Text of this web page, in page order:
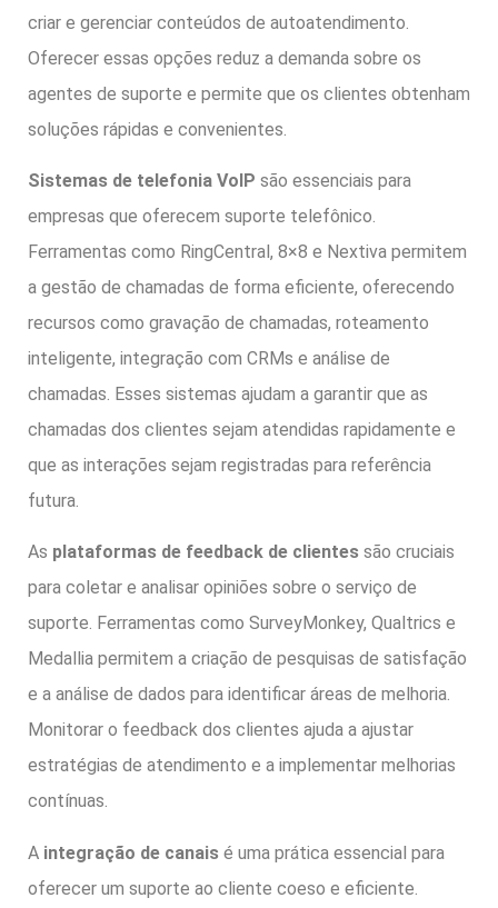
criar e gerenciar conteúdos de autoatendimento.
Oferecer essas opções reduz a demanda sobre os
agentes de suporte e permite que os clientes obtenham
soluções rápidas e convenientes.
Sistemas de telefonia VoIP são essenciais para
empresas que oferecem suporte telefônico.
Ferramentas como RingCentral, 8×8 e Nextiva permitem
a gestão de chamadas de forma eficiente, oferecendo
recursos como gravação de chamadas, roteamento
inteligente, integração com CRMs e análise de
chamadas. Esses sistemas ajudam a garantir que as
chamadas dos clientes sejam atendidas rapidamente e
que as interações sejam registradas para referência
futura.
As plataformas de feedback de clientes são cruciais
para coletar e analisar opiniões sobre o serviço de
suporte. Ferramentas como SurveyMonkey, Qualtrics e
Medallia permitem a criação de pesquisas de satisfação
e a análise de dados para identificar áreas de melhoria.
Monitorar o feedback dos clientes ajuda a ajustar
estratégias de atendimento e a implementar melhorias
contínuas.
A integração de canais é uma prática essencial para
oferecer um suporte ao cliente coeso e eficiente.